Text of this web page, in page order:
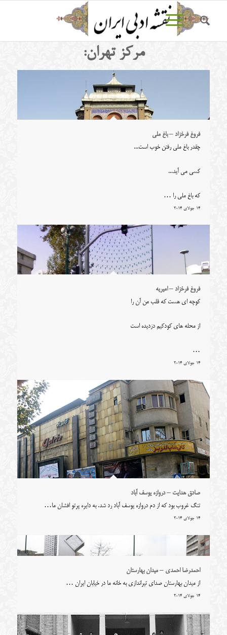
مرکز تهران:
فروغ فرخزاد – باغ ملی
چقدر باغ ملی رفتن خوب است...
کسی می آید...
که باغ ملی را …
14 جولای 2014
فروغ فرخزاد – امیریه
کوچه ای هست که قلب من آن را
از محله های کودکیم دزدیده است
…
14 جولای 2014
صادق هدایت – دروازه یوسف آباد
تنگ غروب بود که از دم دروازه یوسف آباد رد شد. به دایره پرتو افشان ما…
14 جولای 2014
احمدرضا احمدی – میدان بهارستان
از میدان بهارستان صدای تیراندازی به خانه ما در خیابان ایران …
14 جولای 2014